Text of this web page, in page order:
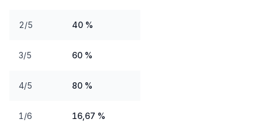
2/5 40 %
3/5 60 %
4/5 80 %
1/6 16,67 %